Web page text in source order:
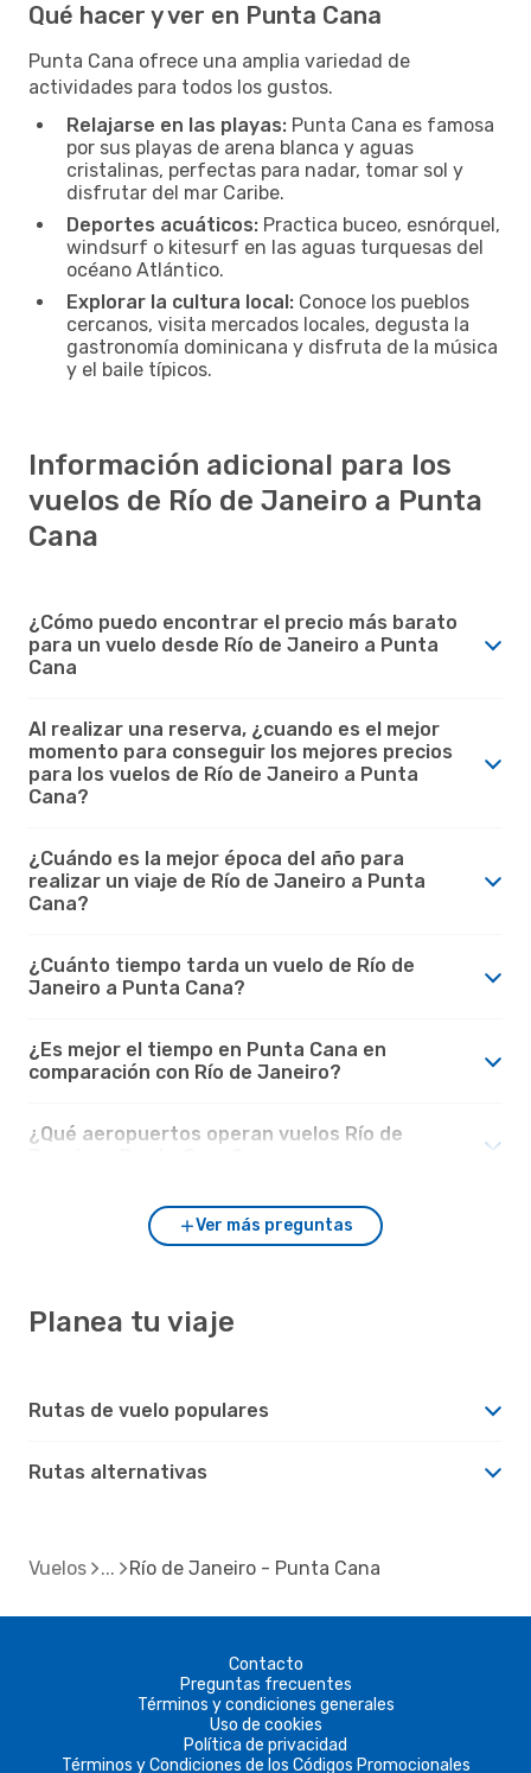
Qué hacer y ver en Punta Cana
Punta Cana ofrece una amplia variedad de
actividades para todos los gustos.
Relajarse en las playas: Punta Cana es famosa
por sus playas de arena blanca y aguas
cristalinas, perfectas para nadar, tomar sol y
disfrutar del mar Caribe.
Deportes acuáticos: Practica buceo, esnórquel,
windsurf o kitesurf en las aguas turquesas del
océano Atlántico.
Explorar la cultura local: Conoce los pueblos
cercanos, visita mercados locales, degusta la
gastronomía dominicana y disfruta de la música
y el baile típicos.
Información adicional para los
vuelos de Río de Janeiro a Punta
Cana
¿Cómo puedo encontrar el precio más barato
para un vuelo desde Río de Janeiro a Punta
Cana
Al realizar una reserva, ¿cuando es el mejor
momento para conseguir los mejores precios
para los vuelos de Río de Janeiro a Punta
Cana?
¿Cuándo es la mejor época del año para
realizar un viaje de Río de Janeiro a Punta
Cana?
¿Cuánto tiempo tarda un vuelo de Río de
Janeiro a Punta Cana?
¿Es mejor el tiempo en Punta Cana en
comparación con Río de Janeiro?
¿Qué aeropuertos operan vuelos Río de
Ver más preguntas
Planea tu viaje
Rutas de vuelo populares
Rutas alternativas
Vuelos Río de Janeiro - Punta Cana
Contacto
Preguntas frecuentes
Términos y condiciones generales
Uso de cookies
Política de privacidad
Términos y Condiciones de los Códigos Promocionales